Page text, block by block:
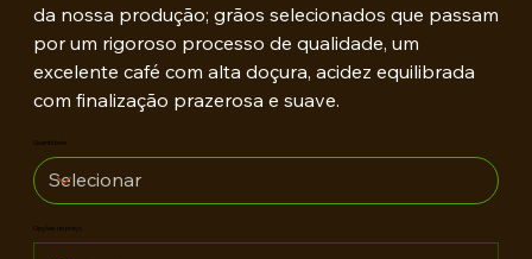
da nossa produção; grãos selecionados que passam
por um rigoroso processo de qualidade, um
excelente café com alta doçura, acidez equilibrada
com finalização prazerosa e suave.
Quantidade
Opções de preço